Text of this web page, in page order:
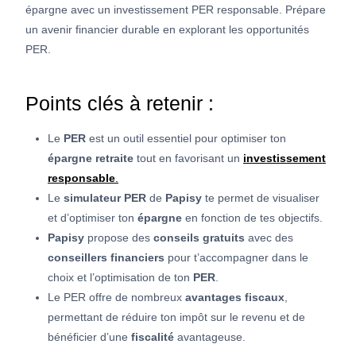
épargne avec un investissement PER responsable. Prépare
un avenir financier durable en explorant les opportunités
PER.
Points clés à retenir :
Le PER est un outil essentiel pour optimiser ton
épargne retraite tout en favorisant un investissement
responsable
Le simulateur PER de Papisy te permet de visualiser
et d’optimiser ton épargne en fonction de tes objectifs.
Papisy propose des conseils gratuits avec des
conseillers financiers pour t’accompagner dans le
choix et l’optimisation de ton PER
Le PER offre de nombreux avantages fiscaux
permettant de réduire ton impôt sur le revenu et de
bénéficier d’une fiscalité avantageuse.